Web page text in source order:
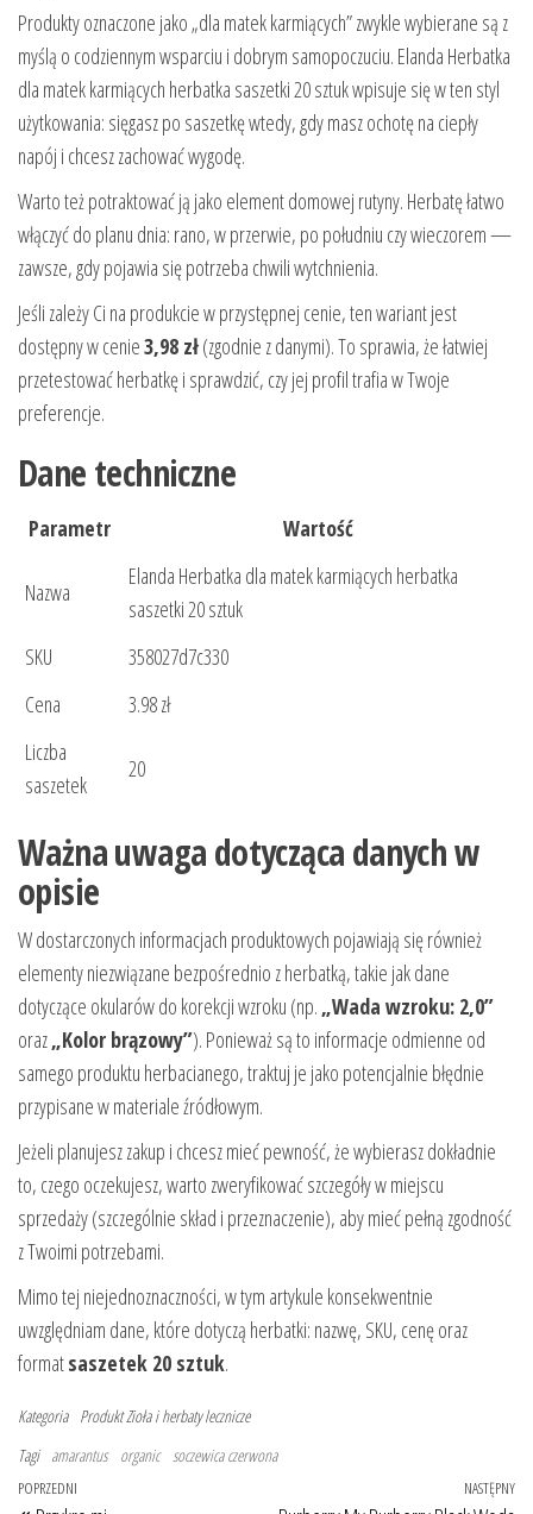
Produkty oznaczone jako „dla matek karmiących” zwykle wybierane są z
myślą o codziennym wsparciu i dobrym samopoczuciu. Elanda Herbatka
dla matek karmiących herbatka saszetki 20 sztuk wpisuje się w ten styl
użytkowania: sięgasz po saszetkę wtedy, gdy masz ochotę na ciepły
napój i chcesz zachować wygodę.
Warto też potraktować ją jako element domowej rutyny. Herbatę łatwo
włączyć do planu dnia: rano, w przerwie, po południu czy wieczorem —
zawsze, gdy pojawia się potrzeba chwili wytchnienia.
Jeśli zależy Ci na produkcie w przystępnej cenie, ten wariant jest
dostępny w cenie3,98 zł(zgodnie z danymi). To sprawia, że łatwiej
przetestować herbatkę i sprawdzić, czy jej profil trafia w Twoje
preferencje.
Dane techniczne
Parametr Wartość
Nazwa
Elanda Herbatka dla matek karmiących herbatka
saszetki 20 sztuk
SKU
358027d7c330
Cena
3.98 zł
Liczba
saszetek
20
Ważna uwaga dotycząca danych w
opisie
W dostarczonych informacjach produktowych pojawiają się również
elementy niezwiązane bezpośrednio z herbatką, takie jak dane
dotyczące okularów do korekcji wzroku (np. „Wada wzroku: 2,0”
oraz„Kolor brązowy”). Ponieważ są to informacje odmienne od
samego produktu herbacianego, traktuj je jako potencjalnie błędnie
przypisane w materiale źródłowym.
Jeżeli planujesz zakup i chcesz mieć pewność, że wybierasz dokładnie
to, czego oczekujesz, warto zweryfikować szczegóły w miejscu
sprzedaży (szczególnie skład i przeznaczenie), aby mieć pełną zgodność
z Twoimi potrzebami.
Mimo tej niejednoznaczności, w tym artykule konsekwentnie
uwzględniam dane, które dotyczą herbatki: nazwę, SKU, cenę oraz
formatsaszetek 20 sztuk.
Kategoria ProduktZioła i herbaty lecznicze
Tagi amarantus organic soczewica czerwona
Nawigacja wpisu
Poprzedni wpis
POPRZEDNI NASTĘPNY